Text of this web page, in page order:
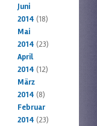
Juni
2014 (18)
Mai
2014 (23)
April
2014 (12)
März
2014 (8)
Februar
2014 (23)